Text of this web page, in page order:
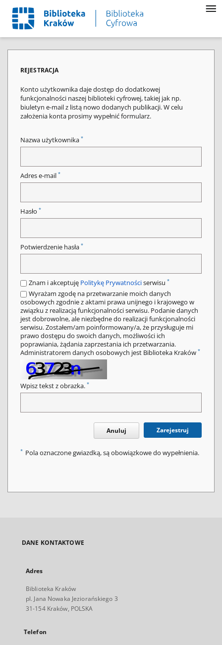
REJESTRACJA
Konto użytkownika daje dostęp do dodatkowej
funkcjonalności naszej biblioteki cyfrowej, takiej jak np.
biuletyn e-mail z listą nowo dodanych publikacji. W celu
założenia konta prosimy wypełnić formularz.
Nazwa użytkownika *
Adres e-mail *
Hasło *
Potwierdzenie hasła *
Znam i akceptuję Politykę Prywatnościserwisu *
Wyrażam zgodę na przetwarzanie moich danych
osobowych zgodnie z aktami prawa unijnego i krajowego w
związku z realizacją funkcjonalności serwisu. Podanie danych
jest dobrowolne, ale niezbędne do realizacji funkcjonalności
serwisu. Zostałem/am poinformowany/a, że przysługuje mi
prawo dostępu do swoich danych, możliwości ich
poprawiania, żądania zaprzestania ich przetwarzania.
Administratorem danych osobowych jest Biblioteka Kraków *
Wpisz tekst z obrazka. *
Anuluj Zarejestruj
* Pola oznaczone gwiazdką, są obowiązkowe do wypełnienia.
DANE KONTAKTOWE
Adres
Biblioteka Kraków
pl. Jana Nowaka Jeziorańskiego 3
31-154 Kraków, POLSKA
Telefon